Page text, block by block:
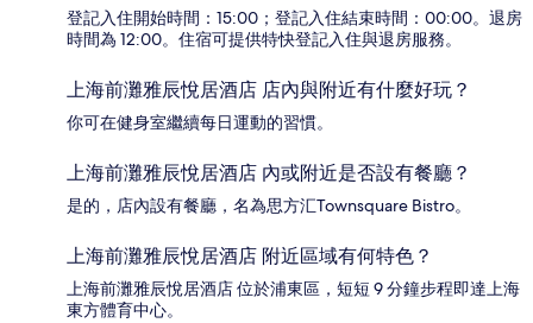
登記入住開始時間：15:00；登記入住結束時間：00:00。退房
時間為 12:00。住宿可提供特快登記入住與退房服務。
上海前灘雅辰悅居酒店 店內與附近有什麼好玩？
你可在健身室繼續每日運動的習慣。
上海前灘雅辰悅居酒店 內或附近是否設有餐廳？
是的，店內設有餐廳，名為思方汇Townsquare Bistro。
上海前灘雅辰悅居酒店 附近區域有何特色？
上海前灘雅辰悅居酒店 位於浦東區，短短 9 分鐘步程即達上海
東方體育中心。